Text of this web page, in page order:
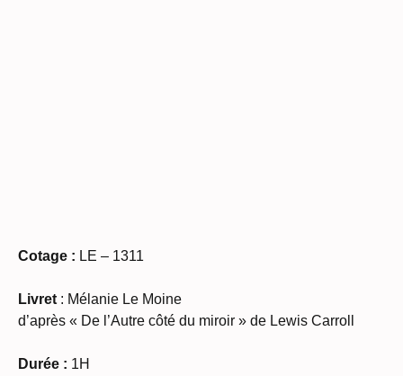
Cotage : LE – 1311
Livret : Mélanie Le Moine
d’après « De l’Autre côté du miroir » de Lewis Carroll
Durée : 1H